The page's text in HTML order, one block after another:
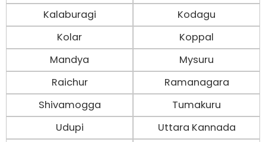
Kalaburagi
Kodagu
Kolar
Koppal
Mandya
Mysuru
Raichur
Ramanagara
Shivamogga
Tumakuru
Udupi
Uttara Kannada